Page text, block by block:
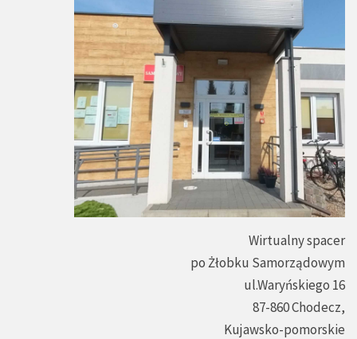
Wirtualny spacer
po Żłobku Samorządowym
ul.Waryńskiego 16
87-860 Chodecz,
Kujawsko-pomorskie